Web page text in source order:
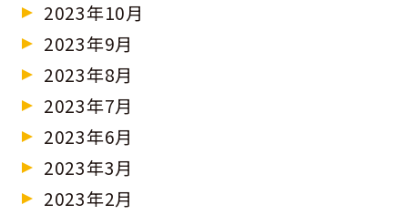
2023年10月
2023年9月
2023年8月
2023年7月
2023年6月
2023年3月
2023年2月